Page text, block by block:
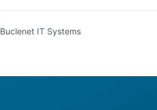
Buclenet IT Systems